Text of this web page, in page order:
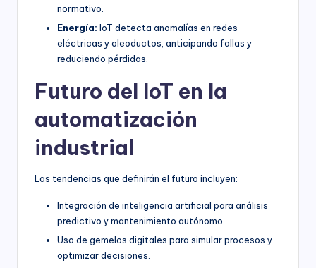
normativo.
Energía: IoT detecta anomalías en redes
eléctricas y oleoductos, anticipando fallas y
reduciendo pérdidas.
Futuro del IoT en la
automatización
industrial
Las tendencias que definirán el futuro incluyen:
Integración de inteligencia artificial para análisis
predictivo y mantenimiento autónomo.
Uso de gemelos digitales para simular procesos y
optimizar decisiones.